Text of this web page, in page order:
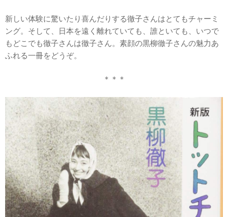
新しい体験に驚いたり喜んだりする徹子さんはとてもチャーミ
ング。そして、日本を遠く離れていても、誰といても、いつで
もどこでも徹子さんは徹子さん。素顔の黒柳徹子さんの魅力あ
ふれる一冊をどうぞ。
＊＊＊